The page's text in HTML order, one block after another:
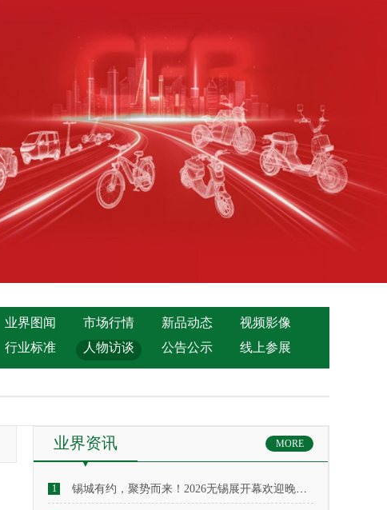
业界图闻 市场行情 新品动态
视频影像
行业标准 人物访谈 公告公示 线上参展
业界资讯 MORE
1 锡城有约，聚势而来！2026无锡展开幕欢迎晚宴隆重举行，